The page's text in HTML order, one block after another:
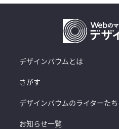
デザインバウムとは
さがす
デザインバウムのライターたち
お知らせ一覧